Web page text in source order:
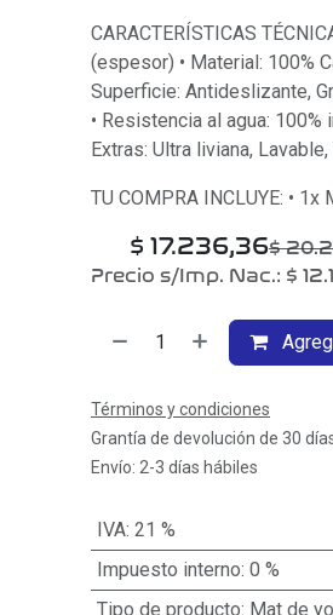
CARACTERÍSTICAS
(espesor) • Material: 100%
Superficie: Antideslizante,
• Resistencia al agua:
Extras: Ultra liviana,
TU COMPRA INCLUYE: • 1x
$ 17.236,36$
Precio s/Imp. Nac.: $
Términos y condiciones
Grantía de devolución de 30
Envío: 2-3 días hábiles
IVA: 21 %
Impuesto interno: 0 %
Tipo de producto: Mat de